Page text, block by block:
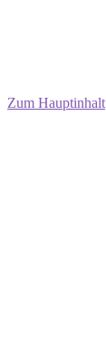
Zum Hauptinhalt